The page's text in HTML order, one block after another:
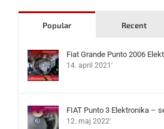
Popular Recent
Fiat Grande Punto 2006
14. april 2021'
FIAT Punto 3 Elektronika –
12. maj 2022'